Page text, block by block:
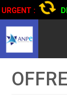
URGENT :
CERTIFIANTE EN
LIRE